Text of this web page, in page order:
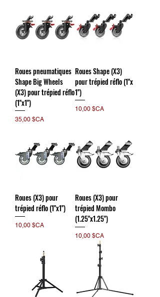
Roues pneumatiques
Shape Big Wheels
(X3) pour trépied réflo
(1''x1'')
Prix
35,00 $CA
Roues Shape (X3)
pour trépied réflo (1''x
1'')
Prix
10,00 $CA
Roues (X3) pour
trépied réflo (1''x1'')
Prix
10,00 $CA
Roues (X3) pour
trépied Mombo
(1.25''x1.25'')
Prix
10,00 $CA